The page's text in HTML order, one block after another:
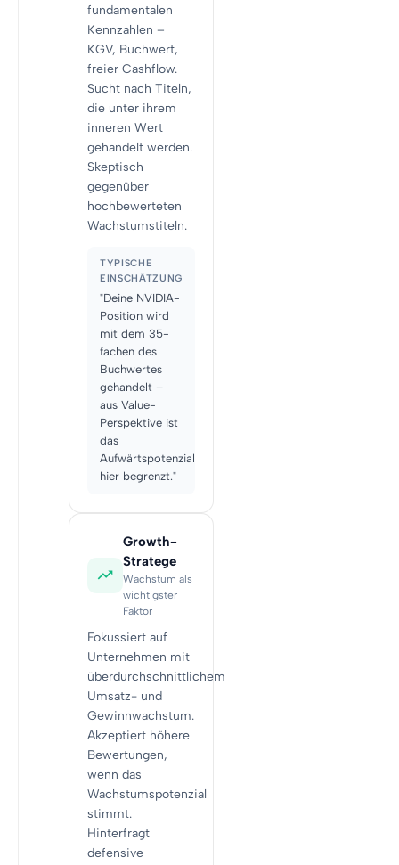
fundamentalen
Kennzahlen –
KGV, Buchwert,
freier Cashflow.
Sucht nach Titeln,
die unter ihrem
inneren Wert
gehandelt werden.
Skeptisch
gegenüber
hochbewerteten
Wachstumstiteln.
TYPISCHE
EINSCHÄTZUNG
"Deine NVIDIA-
Position wird
mit dem 35-
fachen des
Buchwertes
gehandelt –
aus Value-
Perspektive ist
das
Aufwärtspotenzial
hier begrenzt."
Growth-
Stratege
Wachstum als
wichtigster
Faktor
Fokussiert auf
Unternehmen mit
überdurchschnittlichem
Umsatz- und
Gewinnwachstum.
Akzeptiert höhere
Bewertungen,
wenn das
Wachstumspotenzial
stimmt.
Hinterfragt
defensive